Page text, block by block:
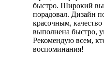
быстро. Широкий
порадовал. Дизайн
красочным,
выполнена быстро,
Рекомендую всем,
воспоминания!